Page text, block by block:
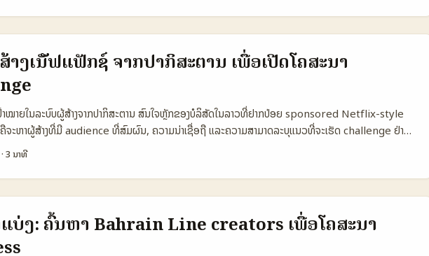
ມານຕາງປະເທດ) ໃນຂະນະທີ່ Instagram ແລະ TikTok ມີສັນຍານວ່າຫາຜູ້ສ້າງທ່ຽວເຂົ້າໄດ້ງ່າຍກວ່າ ແລະມີ
ຫາກທ່ານຕ້ອງການເຂົ້າຕະຫຼາດອຸຣຸໄກໄວ້ແທນທີ່ຈະໃຊ້ Zalo ເປັນຈຸດເລືອກ. ...
ງເອົາໃຈກັບການຄົ້ນຫາ creators ຈິງຈັງຈາກກຣີຊ: ພິຈາລະນາ niche, engagement, ແລະ UX ທີ່ເຊື່ອມຕໍ່
ຂອງແອັບ. 📊 ຕາຕະລາງ Snapshot: ການປຶກສາເລືອກຕາມພາກ/ແນວຕະຫຼາດ 🧩 Metric Local
Greek Mid-Tier Greek Macro 👥 Monthly Active 25.000 120.000 600.000 📈 Avg
8% 4.5% 2.1% 💸 Avg Promo Cost €50 €400 €3.000 🔁 Estimated App Conversion
📱 Best Content Type Local tips／short how-to Vlogs／discount codes Brand
reach ຕາຕະລາງເບິ່ງວ່າ creators ຂະໜາດນ້ອຍທີ່ມີ engagement ສູງສາມາດແລະເສີມ conversion
ຫລດແອັບໄດ້ດີສຸດ, ແຕ່ຮອງຮັບດ້ວຍປະສົບການທີ່ມີຢ່າງ Macro ໃຫ້ຄວາມຄືບໜ້າທາງການຮູບລວມ. ...
າງເນັັຟແຟັກຊ໌ ຈາກປາກິສະຕານ ເພື່ອເປີດໂຄສະນາ
າໝາຍໃນລະບົບຜູ້ສ້າງຈາກປາກິສະຕານ ສົນໃຈຫຼັກຂອງບໍລິສັດໃນລາວທີ່ຢາກປ່ອຍ sponsored Netflix-style
ະຫາຜູ້ສ້າງທີ່ມີ audience ທີ່ສົມຜົນ, ຄວາມນ່າເຊື່ອຖື ແລະຄວາມສາມາດລະບຸແນວທີ່ຈະເຮັດ challenge ຢ່າງ
ທີ່ພົບເບິ່ງບໍ່ບໍ່ມີຄວາມຊັດເຈນ: ຈະຄົ້ນຫາພວກເຂົາໄດ້ຈາກໄປທີ່ໃດ, ໃຊ້ແນວທາງໃດເພື່ອປັບອັດຕາ conversion ແລະ
ບໍ່ຈະຖືກຈັບກັບຂໍ້ຈົກຈຳຂອງແພລດຟອມ. ຂໍ້ມູນສຳຄັນ: Google ລາຍງານວ່າມີກວ່າ 95.000 ຊ່ອງ YouTube
ທີ່ມີຜູ້ຕິດຕາມ 10.000+, 13.000 ຊ່ອງເກີດ 100.000+, ແລະກວ່າ 1.000 ຊ່ອງທີ່ເກີດ 1.000.000+
ນີ້ແມ່ນຮູບແບບການສ້າງສື່ໃນທ່ອງຖິ່ນ (Profit). ນັກພາລະກິດທຸລະກຳຈາກລາວຄວນເຂົ້າໃຈວ່າຕຳແໜ່ງຜູ້ສ້າງອັນ
ມຫຼາຍແບບໃດ ແລະເນື້ອຫາໃດເປັນທີ່ນິຍົມ (ຕຽງ comedy, cricket, podcasts, ເບື້ອງທາງວັດທະນະທຳ,
ຈຳນວນໃຫ້ດູ). 📊 ຕາຕະລາງ Snapshot: ການເປັນ Platform vs Creator Types 🧩 Metric Top
Independent YouTubers Long-form Challenge Creators 👥 Monthly Active
·3 ນາທີ
ແບ່ງ: ຄົ້ນຫາ Bahrain Line creators ເພື່ອໂຄສະນາ